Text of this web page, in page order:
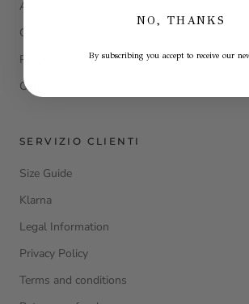
About Us
Our cashmere
Product Care
Contacts
SERVIZIO CLIENTI
Size Guide
Klarna
Legal Information
Privacy Policy
Terms and conditions
NO, THANKS
By subscribing you accept to receive our